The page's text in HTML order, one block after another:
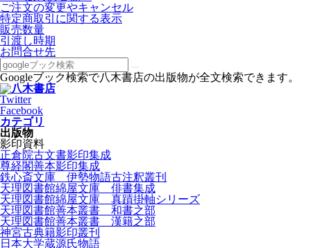
ご注文の変更やキャンセル
特定商取引に関する表示
販売数量
引渡し時期
お問合せ先
Googleブック検索で八木書店の出版物が全文検索できます。
Twitter
Facebook
カテゴリ
出版物
影印資料
正倉院古文書影印集成
尊経閣善本影印集成
鉄心斎文庫 伊勢物語古注釈叢刊
天理図書館綿屋文庫 俳書集成
天理図書館綿屋文庫 真蹟掛軸シリーズ
天理図書館善本叢書 和書之部
天理図書館善本叢書 漢籍之部
神宮古典籍影印叢刊
日本大学蔵源氏物語